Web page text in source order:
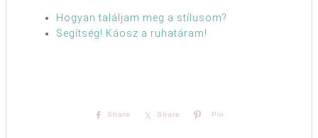
Hogyan találjam meg a stílusom?
Segítség! Káosz a ruhatáram!
Share Share Pin